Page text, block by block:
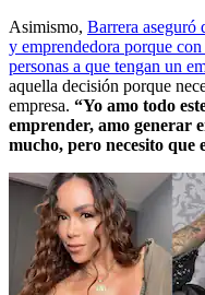
Asimismo, Barrera aseguró
y emprendedora porque
personas a que tengan un
aquella decisión porque
empresa. “Yo amo todo
emprender, amo generar
mucho, pero necesito que